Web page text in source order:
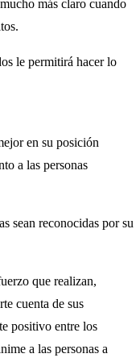
más claro cuando
le permitirá hacer lo
en su posición
a las personas
sean reconocidas por su
que realizan,
cuenta de sus
positivo entre los
a las personas a